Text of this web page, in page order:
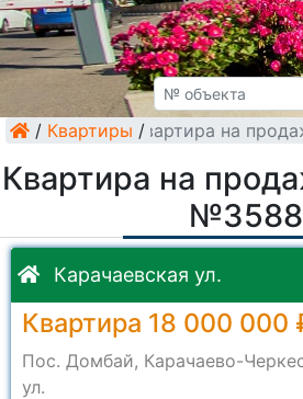
/ Квартиры /
Квартира на
Квартира на
№3588
Карачаевская ул.
Квартира 18 000 000
Пос. Домбай, Карачаево-
ул.